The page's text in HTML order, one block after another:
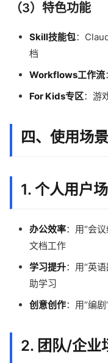
（3）特色功能
Skill技能包：
档
Workflows工作流
For Kids专区：游
四、使用场
1. 个人用户
办公效率：用“会
文档工作
学习提升：用“英
助学习
创意创作：用“编
2. 团队/企业